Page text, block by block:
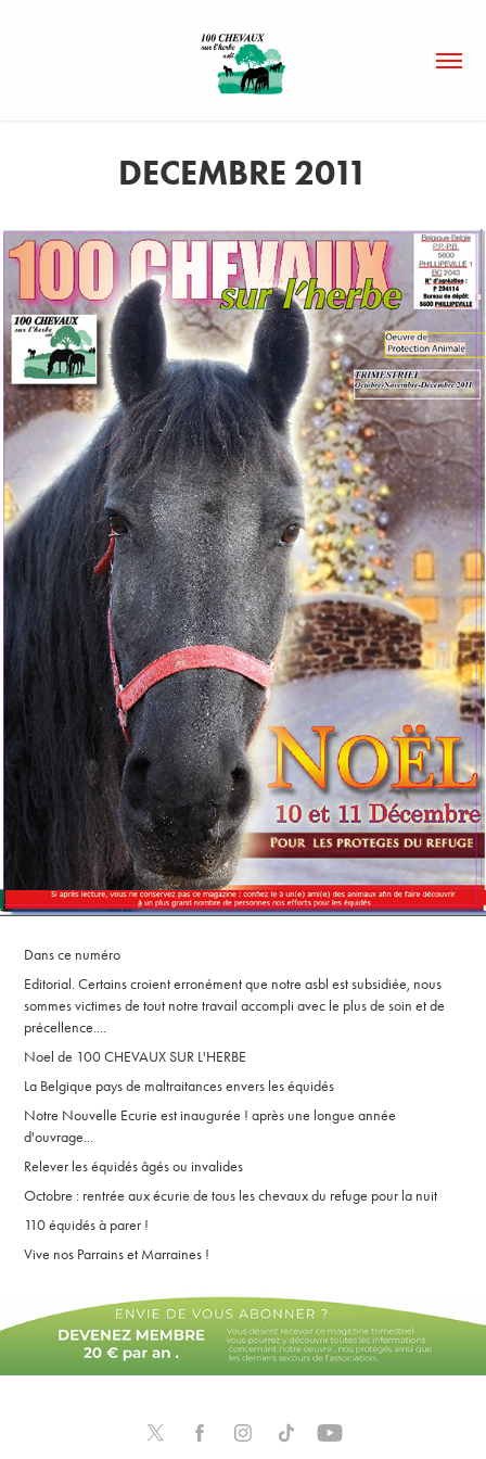
DECEMBRE 2011
Dans ce numéro
Editorial. Certains croient erronément que notre asbl est subsidiée, nous
sommes victimes de tout notre travail accompli avec le plus de soin et de
précellence....
Noel de 100 CHEVAUX SUR L'HERBE
La Belgique pays de maltraitances envers les équidés
Notre Nouvelle Ecurie est inaugurée ! après une longue année
d'ouvrage...
Relever les équidés âgés ou invalides
Octobre : rentrée aux écurie de tous les chevaux du refuge pour la nuit
110 équidés à parer !
Vive nos Parrains et Marraines !